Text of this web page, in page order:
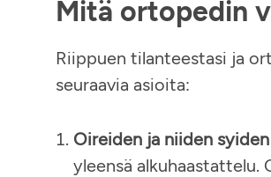
Mitä ortopedin
Riippuen tilanteestasi ja
seuraavia asioita:
Oireiden ja niiden
yleensä alkuhaastattelu.